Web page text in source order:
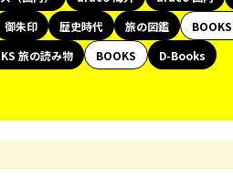
御朱印 歴史時代 旅の図鑑
旅の読み物 BOOKS
D-Books